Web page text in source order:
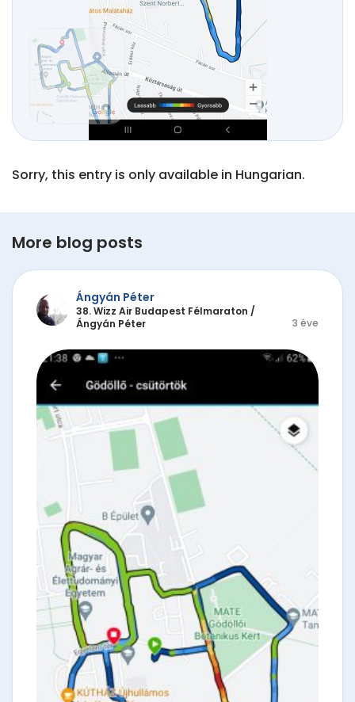
Sorry, this entry is only available in Hungarian.
More blog posts
Ángyán Péter
38. Wizz Air Budapest Félmaraton /
Ángyán Péter
3 éve